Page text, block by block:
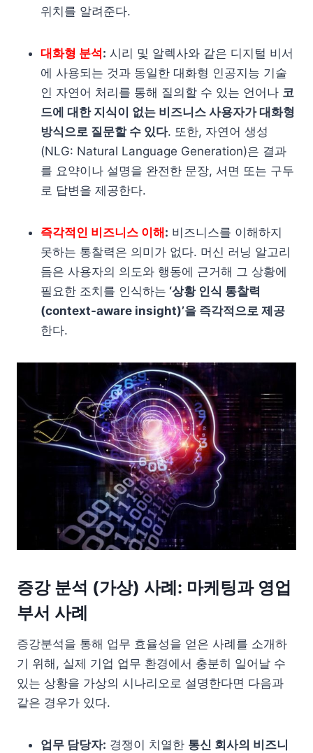
위치를 알려준다.
대화형 분석: 시리 및 알렉사와 같은 디지털 비서
에 사용되는 것과 동일한 대화형 인공지능 기술
인 자연어 처리를 통해 질의할 수 있는 언어나 코
드에 대한 지식이 없는 비즈니스 사용자가 대화형
방식으로 질문할 수 있다. 또한, 자연어 생성
(NLG: Natural Language Generation)은 결과
를 요약이나 설명을 완전한 문장, 서면 또는 구두
로 답변을 제공한다.
즉각적인 비즈니스 이해 : 비즈니스를 이해하지
못하는 통찰력은 의미가 없다. 머신 러닝 알고리
듬은 사용자의 의도와 행동에 근거해 그 상황에
필요한 조치를 인식하는 ‘상황 인식 통찰력
(context-aware insight)’을 즉각적으로 제공
한다.
증강 분석 (가상) 사례: 마케팅과 영업
부서 사례
증강분석을 통해 업무 효율성을 얻은 사례를 소개하
기 위해, 실제 기업 업무 환경에서 충분히 일어날 수
있는 상황을 가상의 시나리오로 설명한다면 다음과
같은 경우가 있다.
업무 담당자: 경쟁이 치열한 통신 회사의 비즈니